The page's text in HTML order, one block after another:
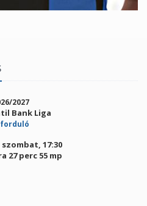
2027
Bank Liga
forduló
szombat, 17:30
27 perc 55 mp